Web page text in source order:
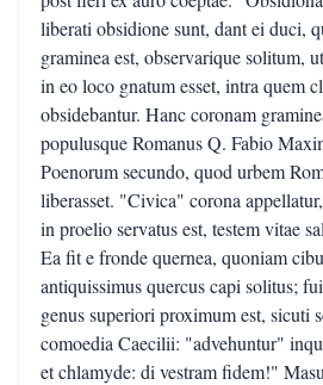
liberati obsidione sunt, dant ei duci,
graminea est, observarique solitum,
in eo loco gnatum esset, intra quem
obsidebantur. Hanc coronam
populusque Romanus Q. Fabio
Poenorum secundo, quod urbem
liberasset. "Civica" corona
in proelio servatus est, testem vitae
Ea fit e fronde quernea, quoniam
antiquissimus quercus capi solitus;
genus superiori proximum est, sicuti
comoedia Caecilii: "advehuntur"
et chlamyde: di vestram fidem!"